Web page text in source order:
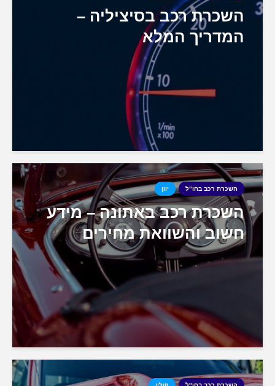
השכרת רכב בסיציליה –
המדריך המלא
השכרת רכב בחו"ל יוון
השכרת רכב באתונה – מידע
חשוב והשוואת מחירים